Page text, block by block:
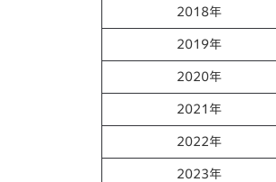
2018年
2019年
2020年
2021年
2022年
2023年